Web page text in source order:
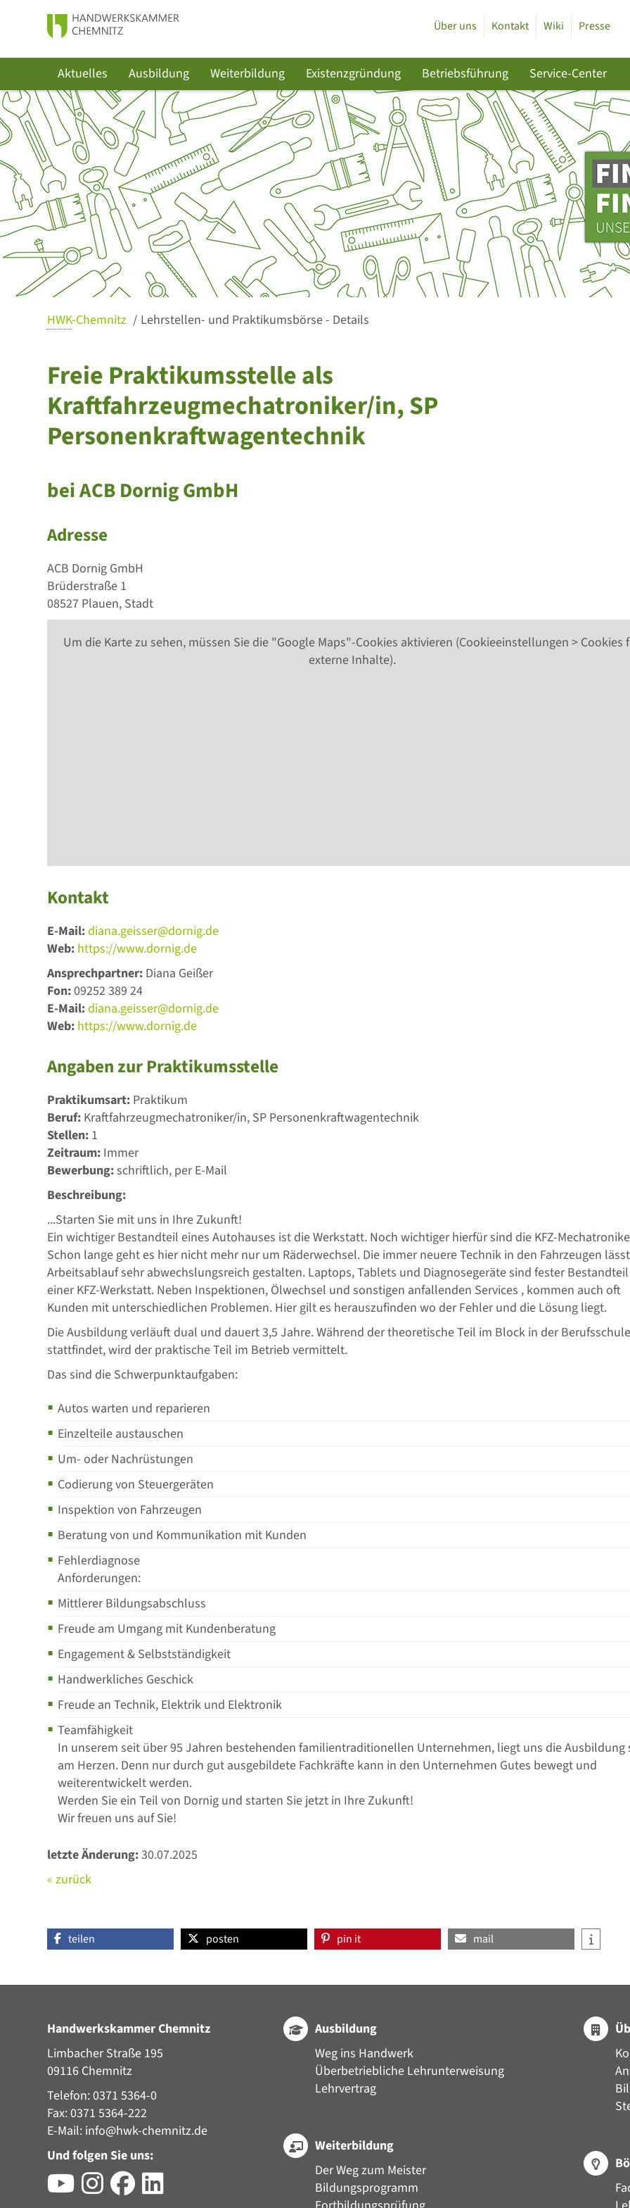
Über uns Kontakt Wiki Presse
Aktuelles Ausbildung Weiterbildung Existenzgründung Betriebsführung Service-Center
HWK-Chemnitz Lehrstellen- und Praktikumsbörse - Details
Freie Praktikumsstelle als
Kraftfahrzeugmechatroniker/in, SP
Personenkraftwagentechnik
bei ACB Dornig GmbH
Adresse
ACB Dornig GmbH
Brüderstraße 1
08527 Plauen, Stadt
Um die Karte zu sehen, müssen Sie die "Google Maps"-Cookies aktivieren (Cookieeinstellungen > Cookies
externe Inhalte).
Kontakt
E-Mail:diana.geisser@dornig.de
Web: https://www.dornig.de
Ansprechpartner: Diana Geißer
Fon:09252 389 24
E-Mail:diana.geisser@dornig.de
Web: https://www.dornig.de
Angaben zur Praktikumsstelle
Praktikumsart: Praktikum
Beruf: Kraftfahrzeugmechatroniker/in, SP Personenkraftwagentechnik
Stellen: 1
Zeitraum: Immer
Bewerbung:schriftlich, per E-Mail
Beschreibung:
...Starten Sie mit uns in Ihre Zukunft!
Ein wichtiger Bestandteil eines Autohauses ist die Werkstatt. Noch wichtiger hierfür sind die KFZ-
Schon lange geht es hier nicht mehr nur um Räderwechsel. Die immer neuere Technik in den Fahrzeugen
Arbeitsablauf sehr abwechslungsreich gestalten. Laptops, Tablets und Diagnosegeräte sind fester Bestandteil
einer KFZ-Werkstatt. Neben Inspektionen, Ölwechsel und sonstigen anfallenden Services , kommen auch oft
Kunden mit unterschiedlichen Problemen. Hier gilt es herauszufinden wo der Fehler und die Lösung liegt.
Die Ausbildung verläuft dual und dauert 3,5 Jahre. Während der theoretische Teil im Block in der
stattfindet, wird der praktische Teil im Betrieb vermittelt.
Das sind die Schwerpunktaufgaben:
Autos warten und reparieren
Einzelteile austauschen
Um- oder Nachrüstungen
Codierung von Steuergeräten
Inspektion von Fahrzeugen
Beratung von und Kommunikation mit Kunden
Fehlerdiagnose
Anforderungen:
Mittlerer Bildungsabschluss
Freude am Umgang mit Kundenberatung
Engagement & Selbstständigkeit
Handwerkliches Geschick
Freude an Technik, Elektrik und Elektronik
Teamfähigkeit
In unserem seit über 95 Jahren bestehenden familientraditionellen Unternehmen, liegt uns die Ausbildung
am Herzen. Denn nur durch gut ausgebildete Fachkräfte kann in den Unternehmen Gutes bewegt und
weiterentwickelt werden.
Werden Sie ein Teil von Dornig und starten Sie jetzt in Ihre Zukunft!
Wir freuen uns auf Sie!
letzte Änderung:30.07.2025
« zurück
teilen posten pin it mail
Handwerkskammer Chemnitz
Limbacher Straße 195
09116 Chemnitz
Telefon: 0371 5364-0
Fax: 0371 5364-222
E-Mail: info@hwk-chemnitz.de
Und folgen Sie uns:
Ausbildung
Weg ins Handwerk
Überbetriebliche Lehrunterweisung
Lehrvertrag
Weiterbildung
Der Weg zum Meister
Bildungsprogramm